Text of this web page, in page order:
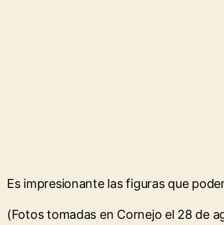
Es impresionante las figuras que
(Fotos tomadas en Cornejo el 28 de